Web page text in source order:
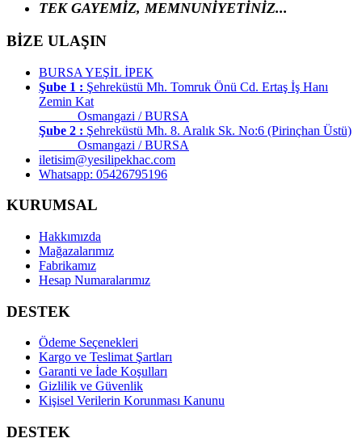
TEK GAYEMİZ, MEMNUNİYETİNİZ...
BİZE ULAŞIN
BURSA YEŞİL İPEK
Şube 1 : Şehreküstü Mh. Tomruk Önü Cd. Ertaş İş Hanı
Zemin Kat
Osmangazi / BURSA
Şube 2 : Şehreküstü Mh. 8. Aralık Sk. No:6 (Pirinçhan Üstü)
Osmangazi / BURSA
iletisim@yesilipekhac.com
Whatsapp: 05426795196
KURUMSAL
Hakkımızda
Mağazalarımız
Fabrikamız
Hesap Numaralarımız
DESTEK
Ödeme Seçenekleri
Kargo ve Teslimat Şartları
Garanti ve İade Koşulları
Gizlilik ve Güvenlik
Kişisel Verilerin Korunması Kanunu
DESTEK